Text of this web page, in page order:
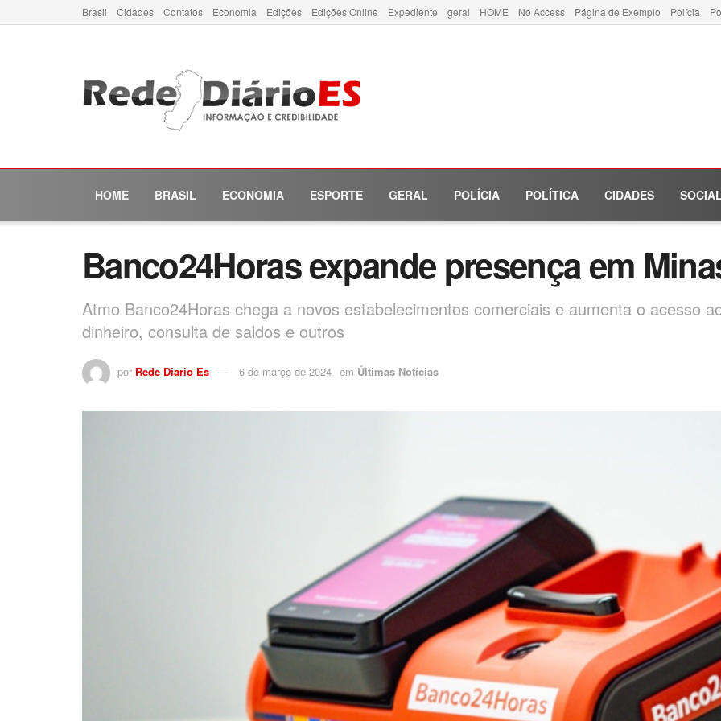
Brasil Cidades Contatos Economia Edições Edições Online Expediente geral HOME No Access Página de Exemplo Polícia
HOME BRASIL ECONOMIA ESPORTE GERAL POLÍCIA POLÍTICA CIDADES
Banco24Horas expande presença em
Atmo Banco24Horas chega a novos estabelecimentos comerciais e aumenta o acesso
dinheiro, consulta de saldos e outros
por Rede Diario Es 6 de março de 2024 em Últimas Notícias